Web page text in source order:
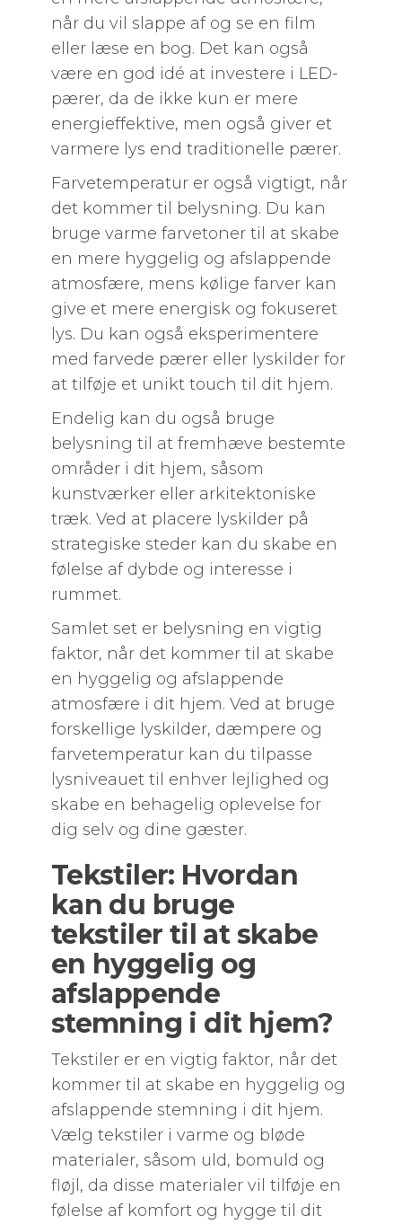
når du vil slappe af og se en film
eller læse en bog. Det kan også
være en god idé at investere i LED-
pærer, da de ikke kun er mere
energieffektive, men også giver et
varmere lys end traditionelle pærer.
Farvetemperatur er også vigtigt, når
det kommer til belysning. Du kan
bruge varme farvetoner til at skabe
en mere hyggelig og afslappende
atmosfære, mens kølige farver kan
give et mere energisk og fokuseret
lys. Du kan også eksperimentere
med farvede pærer eller lyskilder for
at tilføje et unikt touch til dit hjem.
Endelig kan du også bruge
belysning til at fremhæve bestemte
områder i dit hjem, såsom
kunstværker eller arkitektoniske
træk. Ved at placere lyskilder på
strategiske steder kan du skabe en
følelse af dybde og interesse i
rummet.
Samlet set er belysning en vigtig
faktor, når det kommer til at skabe
en hyggelig og afslappende
atmosfære i dit hjem. Ved at bruge
forskellige lyskilder, dæmpere og
farvetemperatur kan du tilpasse
lysniveauet til enhver lejlighed og
skabe en behagelig oplevelse for
dig selv og dine gæster.
Tekstiler: Hvordan
kan du bruge
tekstiler til at skabe
en hyggelig og
afslappende
stemning i dit hjem?
Tekstiler er en vigtig faktor, når det
kommer til at skabe en hyggelig og
afslappende stemning i dit hjem.
Vælg tekstiler i varme og bløde
materialer, såsom uld, bomuld og
fløjl, da disse materialer vil tilføje en
følelse af komfort og hygge til dit